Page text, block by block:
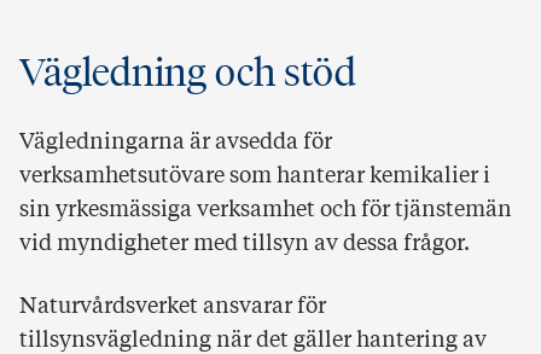
Vägledning och stöd
Vägledningarna är avsedda för
verksamhetsutövare som hanterar kemikalier i
sin yrkesmässiga verksamhet och för tjänstemän
vid myndigheter med tillsyn av dessa frågor.
Naturvårdsverket ansvarar för
tillsynsvägledning när det gäller hantering av